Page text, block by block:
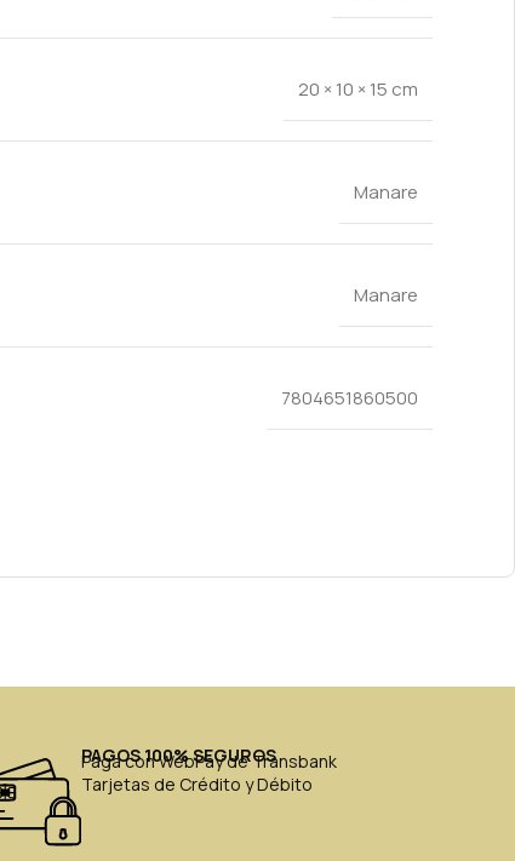
20 × 10 × 15 cm
Manare
Manare
7804651860500
PAGOS 100% SEGUROS
Paga con WebPay de Transbank
Tarjetas de Crédito y Débito